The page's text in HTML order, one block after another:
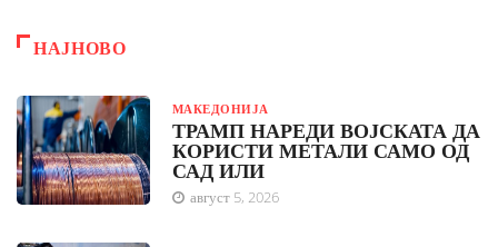
НАЈНОВО
МАКЕДОНИЈА
ТРАМП НАРЕДИ ВОЈСКАТА ДА
КОРИСТИ МЕТАЛИ САМО ОД
САД ИЛИ
август 5, 2026